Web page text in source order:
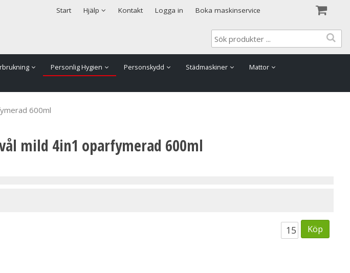
Start Hjälp
Säkerhet & Cookies Kontakt Logga in Boka maskinservice
Personlig Hygien Personskydd Städmaskiner
Mattor
600ml
mild 4in1 oparfymerad 600ml
Köp